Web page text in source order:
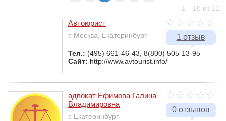
1—10 из 12.
1 отзыв
Автоюрист
г. Москва, Екатеринбург
Тел.: (495) 661-46-43, 8(800) 505-13-95
Сайт: http://www.avtourist.info/
0 отзывов
адвокат Ефимова Галина
Владимировна
г. Екатеринбург